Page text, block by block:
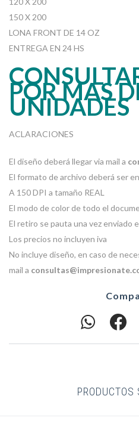
150 X 200
LONA FRONT DE 14 OZ
ENTREGA EN 24 HS
POR MAS
UNIDADES
ACLARACIONES
El diseño deberá llegar via mail a
El formato de archivo deberá ser
A 150 DPI a tamaño REAL
El modo de color de todo el
El retiro se pauta una vez enviado
Los precios no incluyen iva
No incluye diseño, en caso de
mail a